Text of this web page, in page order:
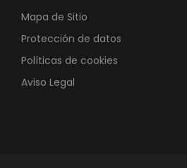
Mapa de Sitio
Protección de datos
Políticas de cookies
Aviso Legal